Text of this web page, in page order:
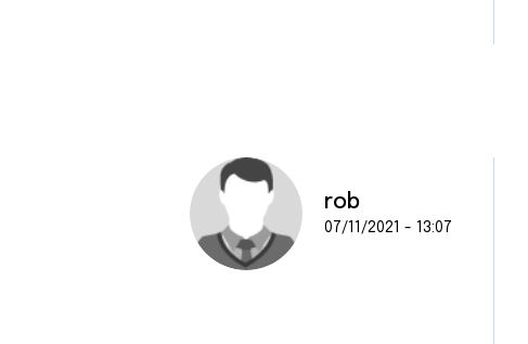
rob
07/11/2021 - 13:07